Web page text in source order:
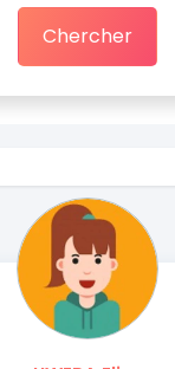
Chercher